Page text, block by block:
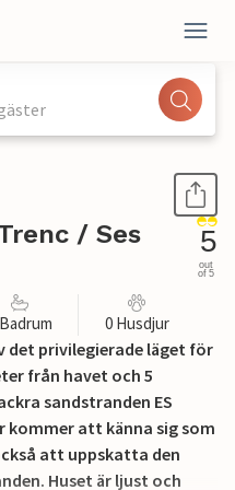
/ Ses
5
out
of 5
0 Husdjur
privilegierade läget för
från havet och 5
sandstranden ES
kommer att känna sig som
att uppskatta den
Huset är ljust och